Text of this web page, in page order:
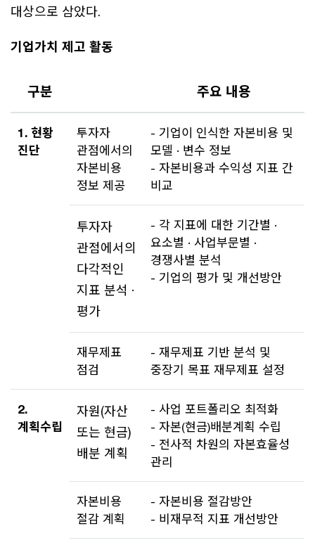
대상으로 삼았다.
기업가치 제고 활동
구분 주요 내용
1. 현황
진단
투자자
관점에서의
자본비용
정보 제공
- 기업이 인식한 자본비용 및
모델 · 변수 정보
- 자본비용과 수익성 지표 간
비교
투자자
관점에서의
다각적인
지표 분석 ·
평가
- 각 지표에 대한 기간별 ·
요소별 · 사업부문별 ·
경쟁사별 분석
- 기업의 평가 및 개선방안
재무제표
점검
- 재무제표 기반 분석 및
중장기 목표 재무제표 설정
2.
계획수립
자원(자산
또는 현금)
배분 계획
- 사업 포트폴리오 최적화
- 자본(현금)배분계획 수립
- 전사적 차원의 자본효율성
관리
자본비용
절감 계획
- 자본비용 절감방안
- 비재무적 지표 개선방안